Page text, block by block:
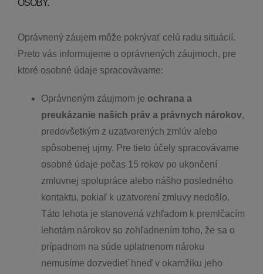
OSOBY.
Oprávnený záujem môže pokrývať celú radu situácií.
Preto vás informujeme o oprávnených záujmoch, pre
ktoré osobné údaje spracovávame:
Oprávneným záujmom je ochrana a
preukázanie našich práv a právnych nárokov,
predovšetkým z uzatvorených zmlúv alebo
spôsobenej ujmy. Pre tieto účely spracovávame
osobné údaje počas 15 rokov po ukončení
zmluvnej spolupráce alebo nášho posledného
kontaktu, pokiaľ k uzatvorení zmluvy nedošlo.
Táto lehota je stanovená vzhľadom k premlčacím
lehotám nárokov so zohľadnením toho, že sa o
prípadnom na súde uplatnenom nároku
nemusíme dozvedieť hneď v okamžiku jeho